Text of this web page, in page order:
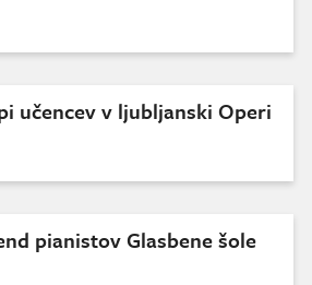
učencev v ljubljanski Operi
pianistov Glasbene šole